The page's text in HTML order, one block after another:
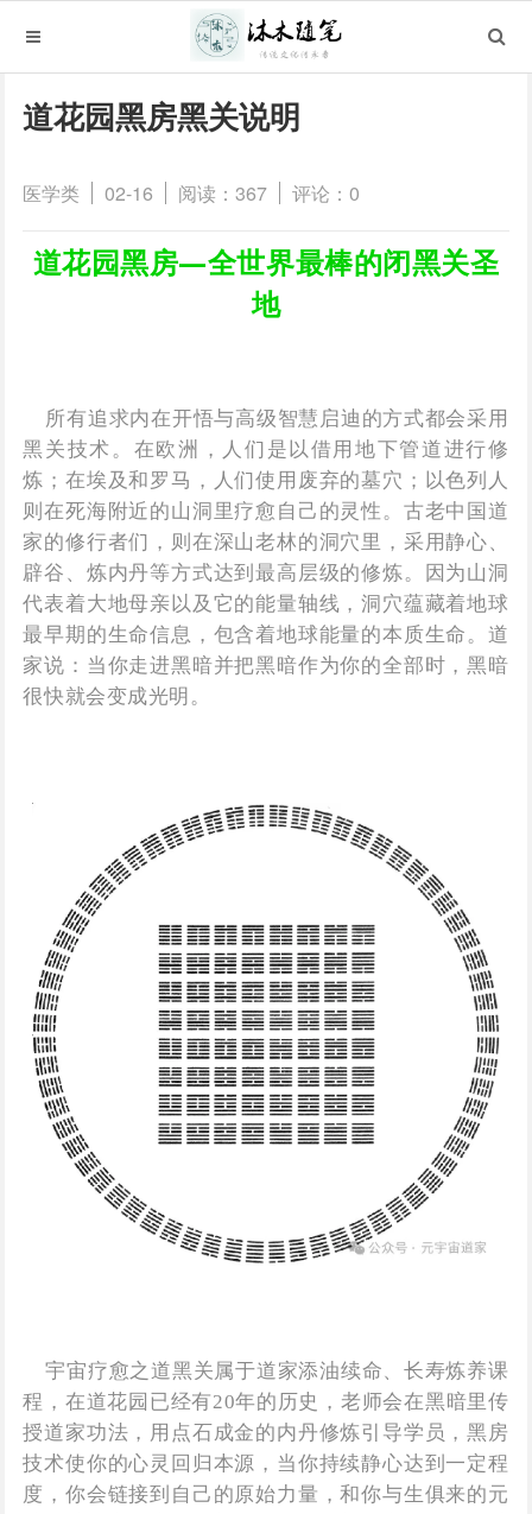
道花园黑房黑关说明
医学类 02-16 阅读：367 评论：0
道花园黑房—全世界最棒的闭黑关圣
地
所有追求内在开悟与高级智慧启迪的方式都会采用
黑关技术。在欧洲，人们是以借用地下管道进行修
炼；在埃及和罗马，人们使用废弃的墓穴；以色列人
则在死海附近的山洞里疗愈自己的灵性。古老中国道
家的修行者们，则在深山老林的洞穴里，采用静心、
辟谷、炼内丹等方式达到最高层级的修炼。因为山洞
代表着大地母亲以及它的能量轴线，洞穴蕴藏着地球
最早期的生命信息，包含着地球能量的本质生命。道
家说：当你走进黑暗并把黑暗作为你的全部时，黑暗
很快就会变成光明。
宇宙疗愈之道黑关属于道家添油续命、长寿炼养课
程，在道花园已经有20年的历史，老师会在黑暗里传
授道家功法，用点石成金的内丹修炼引导学员，黑房
技术使你的心灵回归本源，当你持续静心达到一定程
度，你会链接到自己的原始力量，和你与生俱来的元